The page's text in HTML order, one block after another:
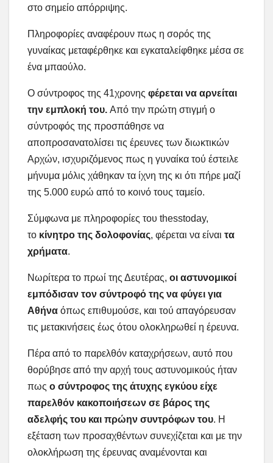
στο σημείο απόρριψης.
Πληροφορίες αναφέρουν πως η σορός της
γυναίκας μεταφέρθηκε και εγκαταλείφθηκε μέσα σε
ένα μπαούλο.
Ο σύντροφος της 41χρονης φέρεται να αρνείται
την εμπλοκή του. Από την πρώτη στιγμή ο
σύντροφός της προσπάθησε να
αποπροσανατολίσει τις έρευνες των διωκτικών
Αρχών, ισχυριζόμενος πως η γυναίκα τού έστειλε
μήνυμα μόλις χάθηκαν τα ίχνη της κι ότι πήρε μαζί
της 5.000 ευρώ από το κοινό τους ταμείο.
Σύμφωνα με πληροφορίες του thesstoday,
το κίνητρο της δολοφονίας, φέρεται να είναι τα
χρήματα.
Νωρίτερα το πρωί της Δευτέρας, οι αστυνομικοί
εμπόδισαν τον σύντροφό της να φύγει για
Αθήνα όπως επιθυμούσε, και τού απαγόρευσαν
τις μετακινήσεις έως ότου ολοκληρωθεί η έρευνα.
Πέρα από το παρελθόν καταχρήσεων, αυτό που
θορύβησε από την αρχή τους αστυνομικούς ήταν
πως ο σύντροφος της άτυχης εγκύου είχε
παρελθόν κακοποιήσεων σε βάρος της
αδελφής του και πρώην συντρόφων του. Η
εξέταση των προσαχθέντων συνεχίζεται και με την
ολοκλήρωση της έρευνας αναμένονται και